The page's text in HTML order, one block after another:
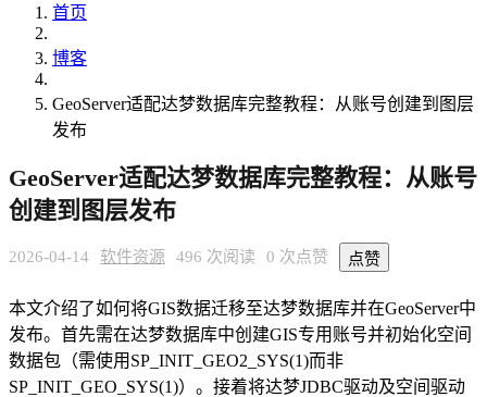
首页
博客
GeoServer适配达梦数据库完整教程：从账号创建到图层
发布
GeoServer适配达梦数据库完整教程：从账号
创建到图层发布
2026-04-14 软件资源 496 次阅读 0 次点赞 点赞
本文介绍了如何将GIS数据迁移至达梦数据库并在GeoServer中
发布。首先需在达梦数据库中创建GIS专用账号并初始化空间
数据包（需使用SP_INIT_GEO2_SYS(1)而非
SP_INIT_GEO_SYS(1)）。接着将达梦JDBC驱动及空间驱动